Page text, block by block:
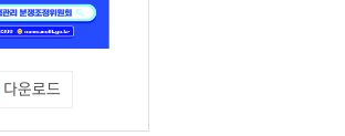
다운로드